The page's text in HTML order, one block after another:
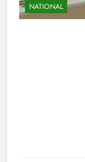
NATIONAL